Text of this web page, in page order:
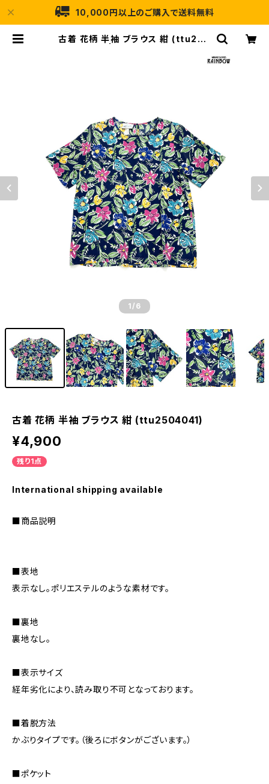
10,000円以上のご購入で送料無料
古着 花柄 半袖 ブラウス 紺 (ttu250
1 /6
古着 花柄 半袖 ブラウス 紺 (ttu2504041)
¥4,900
残り1点
International shipping available
■商品説明
■表地
表示なし。ポリエステルのような素材です。
■裏地
裏地なし。
■表示サイズ
経年劣化により、読み取り不可となっております。
■着脱方法
かぶりタイプです。（後ろにボタンがございます。）
■ポケット